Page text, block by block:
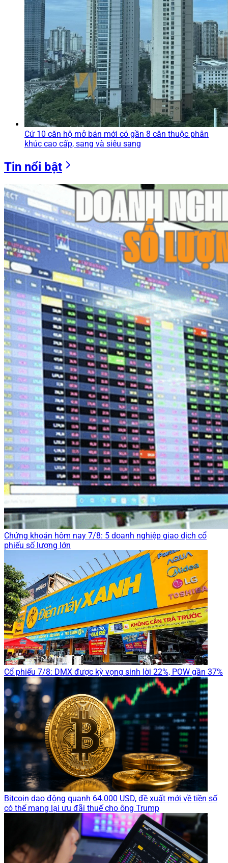
Cứ 10 căn hộ mở bán mới có gần 8 căn thuộc phân
khúc cao cấp, sang và siêu sang
Tin nổi bật
Chứng khoán hôm nay 7/8: 5 doanh nghiệp giao dịch cổ
phiếu số lượng lớn
Cổ phiếu 7/8: DMX được kỳ vọng sinh lời 22%, POW gần 37%
Bitcoin dao động quanh 64.000 USD, đề xuất mới về tiền số
có thể mang lại ưu đãi thuế cho ông Trump